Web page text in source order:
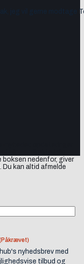
jeg vil gerne modtage
boksen nedenfor, giver
kan altid afmelde
nyhedsbrev med
tilbud og